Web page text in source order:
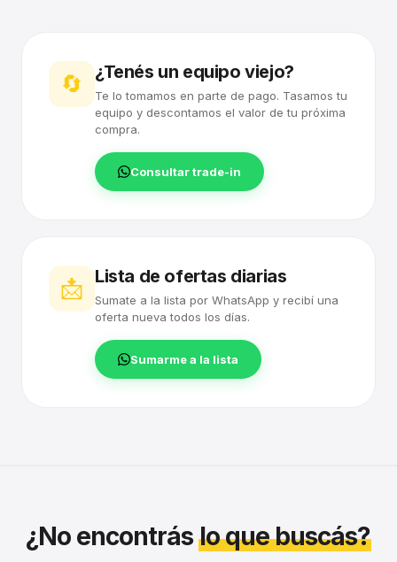
🔄 ¿Tenés un equipo viejo?
Te lo tomamos en parte de pago. Tasamos tu
equipo y descontamos el valor de tu próxima
compra.
Consultar trade-in
📩 Lista de ofertas diarias
Sumate a la lista por WhatsApp y recibí una
oferta nueva todos los días.
Sumarme a la lista
¿No encontráslo que buscás?